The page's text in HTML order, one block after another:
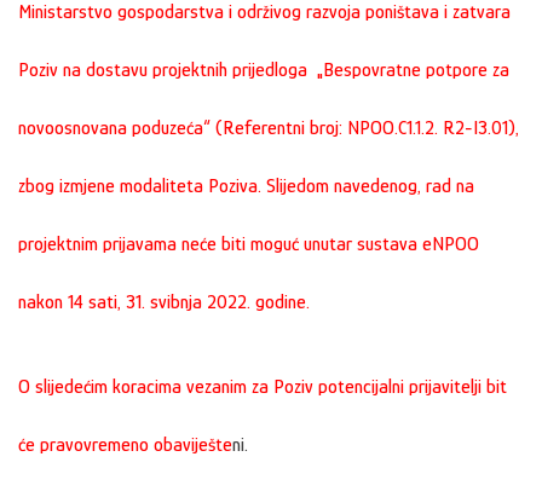
Ministarstvo gospodarstva i održivog razvoja poništava i zatvara
Poziv na dostavu projektnih prijedloga „Bespovratne potpore za
novoosnovana poduzeća“ (Referentni broj: NPOO.C1.1.2. R2-I3.01),
zbog izmjene modaliteta Poziva. Slijedom navedenog, rad na
projektnim prijavama neće biti moguć unutar sustava eNPOO
nakon 14 sati, 31. svibnja 2022. godine.
O slijedećim koracima vezanim za Poziv potencijalni prijavitelji bit
će pravovremeno obaviješteni.